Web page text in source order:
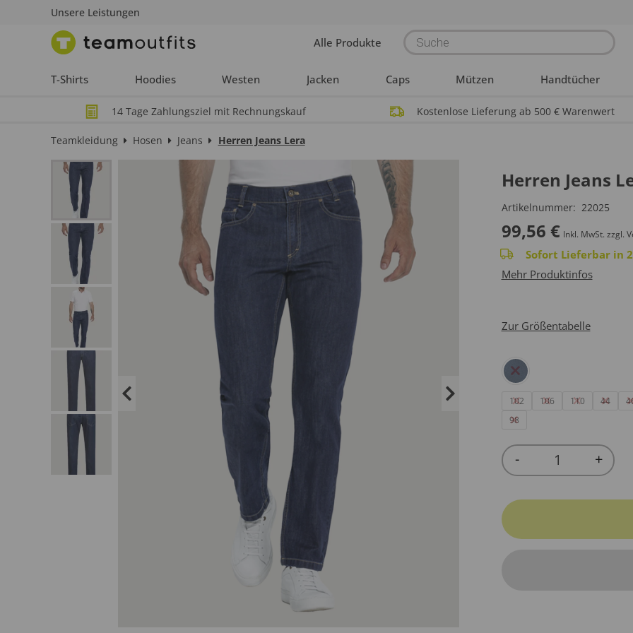
Unsere Leistungen
Alle Produkte Products
search
T-Shirts Hoodies Westen Jacken Caps Mützen Handtücher
14 Tage Zahlungsziel mit Rechnungskauf Kostenlose Lieferung ab 500 € Warenwert
Teamkleidung Hosen Jeans Herren Jeans Lera
Herren Jeans
Artikelnummer: 22025
99,56 € Inkl. MwSt. zzgl.
Sofort Lieferbar in
Mehr Produktinfos
Zur Größentabelle
102 106 110 44
98
Quantity
- +